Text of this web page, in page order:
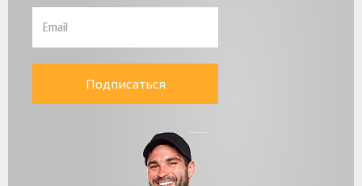
Подписаться